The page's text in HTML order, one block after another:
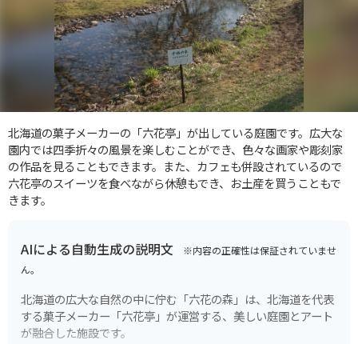
北海道の菓子メーカーの「六花亭」が出している庭園です。広大な
園内では四季折々の風景を楽しむことができ、色々な画家や彫刻家
の作品を見ることもできます。また、カフェも併設されているので
六花亭のスイーツを食べながら休憩もでき、お土産を買うこともで
きます。
AIによる自動生成の説明文 ※内容の正確性は保証されていませ
ん。
北海道の広大な自然の中に佇む「六花の森」は、北海道を代表
する菓子メーカー「六花亭」が運営する、美しい庭園とアート
が融合した施設です。